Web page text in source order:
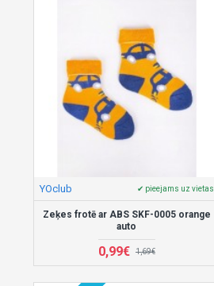
YOclub ✔ pieejams uz vietas
Zeķes frotē ar ABS SKF-0005 orange
auto
0,99€ 1,69€